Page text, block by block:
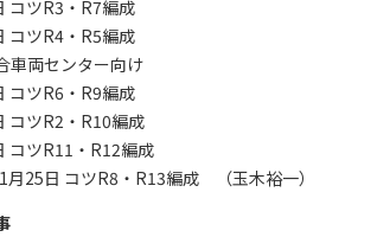
コツR3・R7編成
コツR4・R5編成
車両センター向け
コツR6・R9編成
コツR2・R10編成
コツR11・R12編成
月25日 コツR8・R13編成 （玉木裕一）